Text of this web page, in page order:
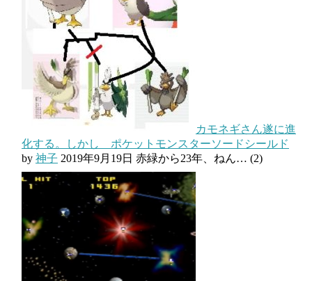
カモネギさん遂に進
化する。しかし ポケットモンスターソードシールド
by 神子 2019年9月19日 赤緑から23年、ねん… (2)